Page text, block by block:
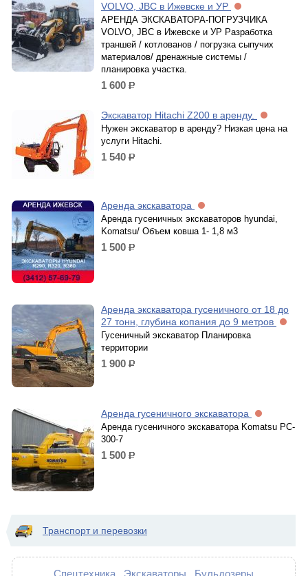
VOLVO, JBC в Ижевске и УР
АРЕНДА ЭКСКАВАТОРА-ПОГРУЗЧИКА
VOLVO, JBC в Ижевске и УР Разработка
траншей / котлованов / погрузка сыпучих
материалов/ дренажные системы /
планировка участка.
1 600 р.
Экскаватор Hitachi Z200 в аренду.
Нужен экскаватор в аренду? Низкая цена на
услуги Hitachi.
1 540 р.
Аренда экскаватора
Аренда гусеничных экскаваторов hyundai,
Komatsu/ Объем ковша 1- 1,8 м3
1 500 р.
Аренда экскаватора гусеничного от 18 до
27 тонн, глубина копания до 9 метров
Гусеничный экскаватор Планировка
территории
1 900 р.
Аренда гусеничного экскаватора
Аренда гусеничного экскаватора Komatsu PC-
300-7
1 500 р.
Транспорт и перевозки
Спецтехника Экскаваторы Бульдозеры